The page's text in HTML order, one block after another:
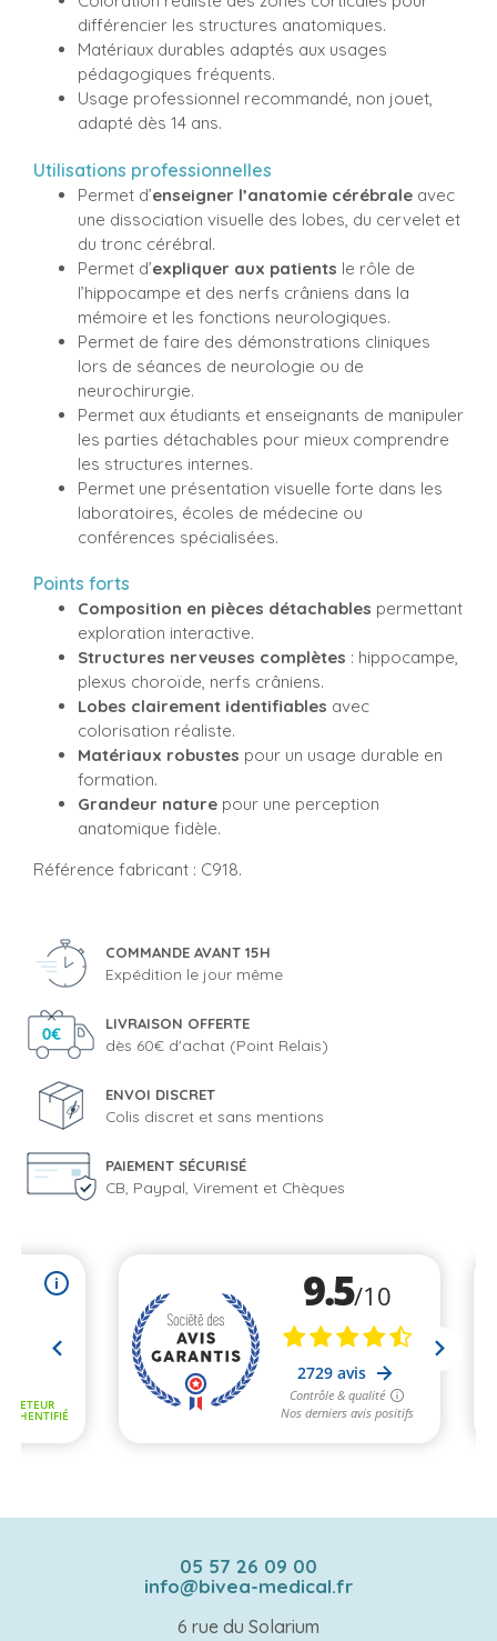
différencier les structures anatomiques.
Matériaux durables adaptés aux usages
pédagogiques fréquents.
Usage professionnel recommandé, non jouet,
adapté dès 14 ans.
Utilisations professionnelles
Permet d’enseigner l’anatomie cérébrale avec
une dissociation visuelle des lobes, du cervelet et
du tronc cérébral.
Permet d’expliquer aux patients le rôle de
l’hippocampe et des nerfs crâniens dans la
mémoire et les fonctions neurologiques.
Permet de faire des démonstrations cliniques
lors de séances de neurologie ou de
neurochirurgie.
Permet aux étudiants et enseignants de manipuler
les parties détachables pour mieux comprendre
les structures internes.
Permet une présentation visuelle forte dans les
laboratoires, écoles de médecine ou
conférences spécialisées.
Points forts
Composition en pièces détachables permettant
exploration interactive.
Structures nerveuses complètes : hippocampe,
plexus choroïde, nerfs crâniens.
Lobes clairement identifiables avec
colorisation réaliste.
Matériaux robustes pour un usage durable en
formation.
Grandeur nature pour une perception
anatomique fidèle.
Référence fabricant : C918.
COMMANDE AVANT 15H
Expédition le jour même
LIVRAISON OFFERTE
dès 60€ d'achat (Point Relais)
ENVOI DISCRET
Colis discret et sans mentions
PAIEMENT SÉCURISÉ
CB, Paypal, Virement et Chèques
05 57 26 09 00
info@bivea-medical.fr
6 rue du Solarium